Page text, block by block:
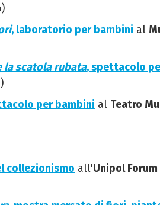
, laboratorio per bambini al
la scatola rubata, spettacolo
per bambini al Teatro
collezionismo all'Unipol Forum